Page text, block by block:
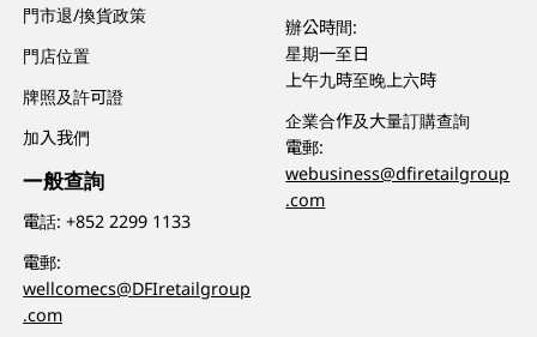
門市退/換貨政策
門店位置
牌照及許可證
加入我們
一般查詢
電話:+852 2299 1133
電郵:
wellcomecs@DFIretailgroup
.com
辦公時間:
星期一至日
上午九時至晚上六時
企業合作及大量訂購查詢
電郵:
webusiness@dfiretailgroup
.com